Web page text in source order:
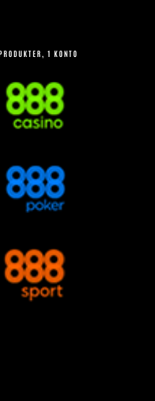
1 KONTO